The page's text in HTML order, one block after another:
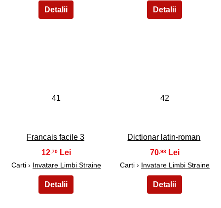
41
Francais facile 3
12 ,70
Carti › Invatare Limbi Straine
42
Dictionar latin-roman
70,98
Carti › Invatare Limbi Straine